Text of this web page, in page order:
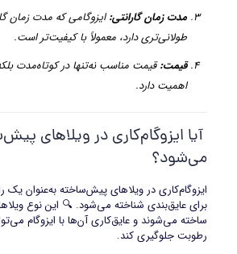
مدت زمان گارانتی:ایزوگامی که مدت زمان
طولانی‌تری دارد، معمولاً با کیفیت‌تر است.
قیمت:قیمت مناسب نه‌تنها در کوتاه‌مدت
اهمیت دارد.
آیا ایزوگام‌کاری در ویلاهای
می‌شود؟
ایزوگام‌کاری در ویلاهای پیش‌ساخته به‌عنوان یک
برای عایق‌‌بندی شناخته می‌شود. 🔍 این نوع
ساخته می‌شوند و عایق‌کاری آن‌ها با ایزوگام
رطوبت جلوگیری کند.